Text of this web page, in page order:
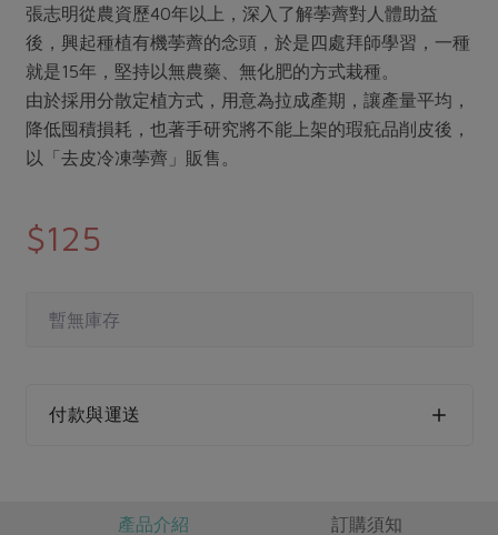
美妝保養 個人清潔
家庭清潔 織品
日用品 圖書禮品
防災用品
素食專區
主題食譜
異國料理
年菜食譜
節慶大餐
2024農業發展計畫年度報告
更多議題活動
把最好的台灣味帶回家！
更多議題
生活者e週報
綠主張月刊
社務專區
選舉專區
最新消息
下載專區
地區活動
張志明從農資歷40年以上，深入了解荸薺對人體助益
後，興起種植有機荸薺的念頭，於是四處拜師學習，一種
就是15年，堅持以無農藥、無化肥的方式栽種。
由於採用分散定植方式，用意為拉成產期，讓產量平均，
降低囤積損耗，也著手研究將不能上架的瑕疪品削皮後，
以「去皮冷凍荸薺」販售。
$125
暫無庫存
付款與運送
產品介紹 訂購須知